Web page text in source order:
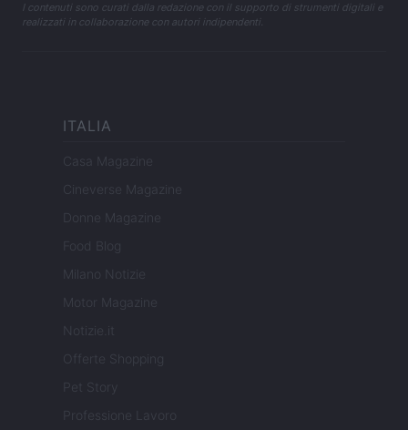
I contenuti sono curati dalla redazione con il supporto di strumenti digitali e
realizzati in collaborazione con autori indipendenti.
ITALIA
Casa Magazine
Cineverse Magazine
Donne Magazine
Food Blog
Milano Notizie
Motor Magazine
Notizie.it
Offerte Shopping
Pet Story
Professione Lavoro